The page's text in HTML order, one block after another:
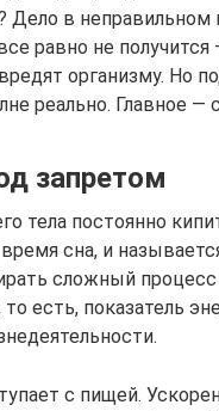
Дело в неправильном
равно не
организму. Но
реально. Главное —
запретом
тела постоянно
время сна, и
сложный
есть, показатель
с пищей.